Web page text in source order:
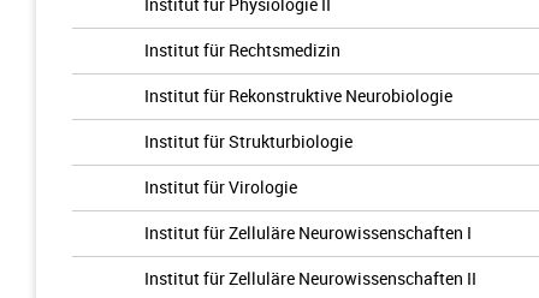
Institut für Rechtsmedizin
Institut für Rekonstruktive Neurobiologie
Institut für Strukturbiologie
Institut für Virologie
Institut für Zelluläre Neurowissenschaften I
Institut für Zelluläre Neurowissenschaften II